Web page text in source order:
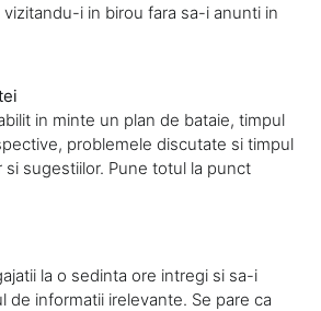
i in birou fara sa-i anunti in
in minte un plan de bataie, timpul
problemele discutate si timpul
sugestiilor. Pune totul la punct
la o sedinta ore intregi si sa-i
de informatii irelevante. Se pare ca